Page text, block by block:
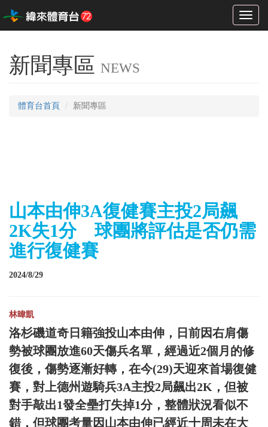
Toggle
新聞專區 NEWS
體育台首頁 新聞專區
山本由伸3A復健賽主投2局飆
2K失1分 球團將評估是否仍需
進行復健賽
2024/8/29
林暐凱
洛杉磯道奇日籍強投山本由伸，日前因右肩傷
勢被球團放進60天傷兵名單，經過近2個月的修
復後，傷勢逐漸好轉，在今(29)天迎來首場復健
賽，對上德州遊騎兵3A主投2局飆出2K，但被
對手敲出1發全壘打失掉1分，整體狀況看似不
錯，但球團考量因山本由伸已經近十周未在大